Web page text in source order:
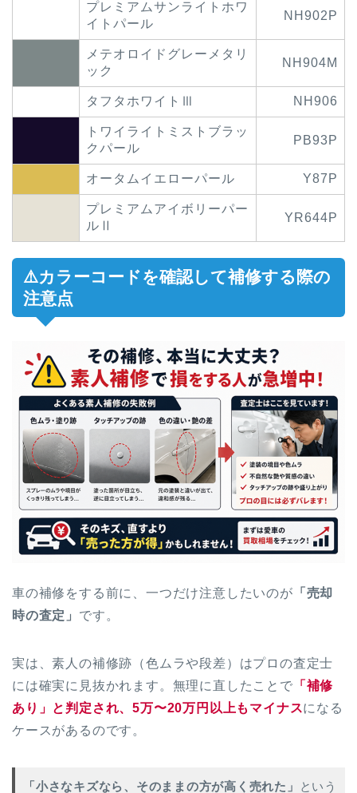
プレミアムサンライトホワ
イトパール
NH902P
メテオロイドグレーメタリ
ック
NH904M
タフタホワイトⅢ NH906
トワイライトミストブラッ
クパール
PB93P
オータムイエローパール Y87P
プレミアムアイボリーパー
ルⅡ
YR644P
⚠️カラーコードを確認して補修する際の
注意点
車の補修をする前に、一つだけ注意したいのが 「売却
時の査定」 です。
実は、素人の補修跡（色ムラや段差）はプロの査定士
には確実に見抜かれます。無理に直したことで 「補修
あり」と判定され、5万〜20万円以上もマイナスになる
ケースがあるのです。
「小さなキズなら、そのままの方が高く売れた」 という